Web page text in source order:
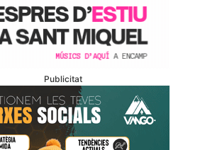
Publicitat